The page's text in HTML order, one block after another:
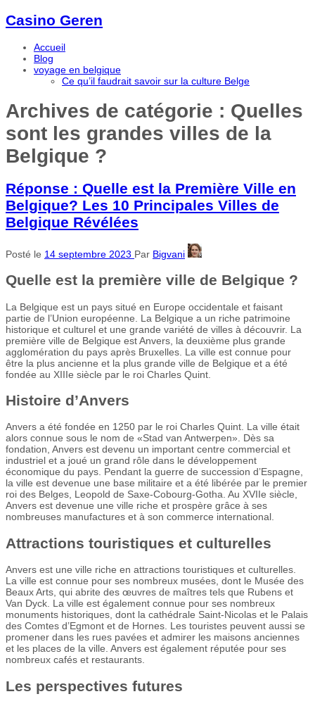
Casino Geren
Accueil
Blog
voyage en belgique
Ce qu’il faudrait savoir sur la culture Belge
Archives de catégorie : Quelles
sont les grandes villes de la
Belgique ?
Réponse : Quelle est la Première Ville en
Belgique? Les 10 Principales Villes de
Belgique Révélées
Posté le 14 septembre 2023 Par Bigvani
Quelle est la première ville de Belgique ?
La Belgique est un pays situé en Europe occidentale et faisant
partie de l’Union européenne. La Belgique a un riche patrimoine
historique et culturel et une grande variété de villes à découvrir. La
première ville de Belgique est Anvers, la deuxième plus grande
agglomération du pays après Bruxelles. La ville est connue pour
être la plus ancienne et la plus grande ville de Belgique et a été
fondée au XIIIe siècle par le roi Charles Quint.
Histoire d’Anvers
Anvers a été fondée en 1250 par le roi Charles Quint. La ville était
alors connue sous le nom de «Stad van Antwerpen». Dès sa
fondation, Anvers est devenu un important centre commercial et
industriel et a joué un grand rôle dans le développement
économique du pays. Pendant la guerre de succession d’Espagne,
la ville est devenue une base militaire et a été libérée par le premier
roi des Belges, Leopold de Saxe-Cobourg-Gotha. Au XVIIe siècle,
Anvers est devenue une ville riche et prospère grâce à ses
nombreuses manufactures et à son commerce international.
Attractions touristiques et culturelles
Anvers est une ville riche en attractions touristiques et culturelles.
La ville est connue pour ses nombreux musées, dont le Musée des
Beaux Arts, qui abrite des œuvres de maîtres tels que Rubens et
Van Dyck. La ville est également connue pour ses nombreux
monuments historiques, dont la cathédrale Saint-Nicolas et le Palais
des Comtes d’Egmont et de Hornes. Les touristes peuvent aussi se
promener dans les rues pavées et admirer les maisons anciennes
et les places de la ville. Anvers est également réputée pour ses
nombreux cafés et restaurants.
Les perspectives futures